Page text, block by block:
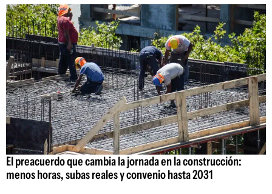
El preacuerdo que cambia la jornada en la construcción:
menos horas, subas reales y convenio hasta 2031